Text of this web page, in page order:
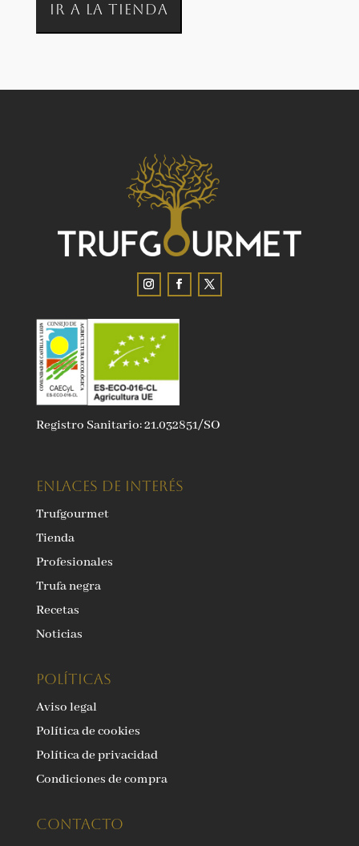
IR A LA TIENDA
Registro Sanitario: 21.032851/SO
ENLACES DE INTERÉS
Trufgourmet
Tienda
Profesionales
Trufa negra
Recetas
Noticias
Políticas
Aviso legal
Política de cookies
Política de privacidad
Condiciones de compra
Contacto